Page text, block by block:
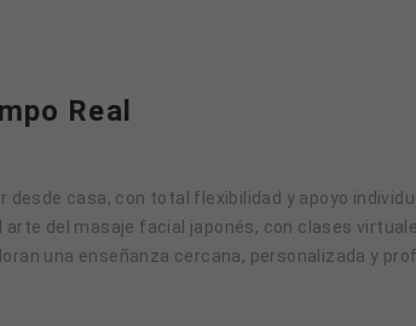
Real
desde casa, con total flexibilidad y apoyo
del masaje facial japonés, con clases
una enseñanza cercana, personalizada y